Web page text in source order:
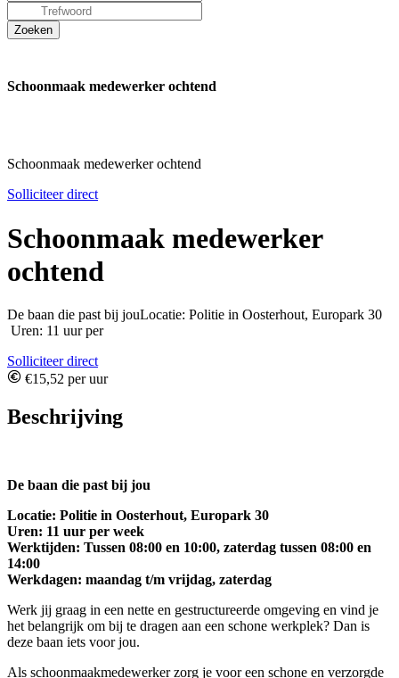
Schoonmaak medewerker ochtend
Schoonmaak medewerker ochtend
Solliciteer direct
Schoonmaak medewerker
ochtend
De baan die past bij jouLocatie: Politie in Oosterhout, Europark 30
Uren: 11 uur per
Solliciteer direct
€15,52 per uur
Beschrijving
De baan die past bij jou
Locatie: Politie in Oosterhout, Europark 30
Uren: 11 uur per week
Werktijden: Tussen 08:00 en 10:00, zaterdag tussen 08:00 en
14:00
Werkdagen: maandag t/m vrijdag, zaterdag
Werk jij graag in een nette en gestructureerde omgeving en vind je
het belangrijk om bij te dragen aan een schone werkplek? Dan is
deze baan iets voor jou.
Als schoonmaakmedewerker zorg je voor een schone en verzorgde